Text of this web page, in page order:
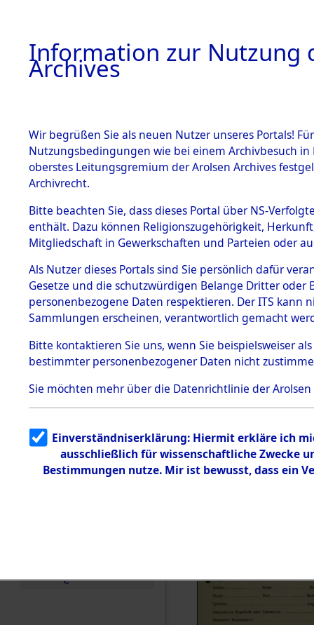
BESTÄNDE
1.
mente
5. Verschiedenes
5.3
Todesmärsche
5.3.1 Alliierte
Erhebungen
zu
Todesmärsch
en
5.3.2
g
5.3.3
Todesmärsch
e
KZ
anderen
1944 bis
0001
Information zur Nutzung
Archives
Wir begrüßen Sie als neuen Nutzer unseres Portals!
Nutzungsbedingungen wie bei einem Archivbesuch
oberstes Leitungsgremium der Arolsen Archives
Archivrecht.
Bitte beachten Sie, dass dieses Portal über NS-
enthält. Dazu können Religionszugehörigkeit,
Mitgliedschaft in Gewerkschaften und Parteien oder
Als Nutzer dieses Portals sind Sie persönlich dafür
Gesetze und die schutzwürdigen Belange Dritter
personenbezogene Daten respektieren. Der ITS
Sammlungen erscheinen, verantwortlich gemacht
Bitte kontaktieren Sie uns, wenn Sie beispielsweiser
bestimmter personenbezogener Daten nicht
Sie möchten mehr über die Datenrichtlinie der Arolsen
Einverständniserklärung: Hiermit erkläre ich
ausschließlich für wissenschaftliche Zwecke
Bestimmungen nutze. Mir ist bewusst, dass ein